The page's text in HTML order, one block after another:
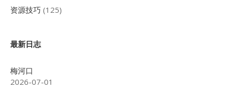
资源技巧 (125)
最新日志
梅河口
2026-07-01